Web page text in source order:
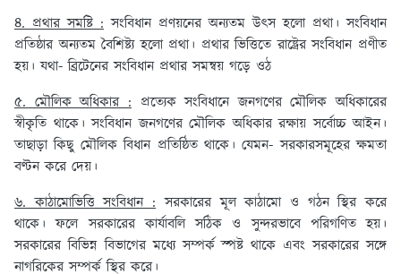
৪. প্রথার সমষ্টি : সংবিধান প্রণয়নের অন্যতম উৎস হলো প্রথা। সংবিধান
প্রতিষ্ঠার অন্যতম বৈশিষ্ট্য হলো প্রথা। প্রথার ভিত্তিতে রাষ্ট্রের সংবিধান প্রণীত
হয়। যথা- ব্রিটেনের সংবিধান প্রথার সমন্বয় গড়ে ওঠ
৫. মৌলিক অধিকার :প্রত্যেক সংবিধানে জনগণের মৌলিক অধিকারের
স্বীকৃতি থাকে। সংবিধান জনগণের মৌলিক অধিকার রক্ষায় সর্বোচ্চ আইন।
তাছাড়া কিছু মৌলিক বিধান প্রতিষ্ঠিত থাকে। যেমন- সরকারসমূহের ক্ষমতা
বণ্টন করে দেয়।
৬. কাঠামোভিত্তি সংবিধান : সরকারের মূল কাঠামো ও গঠন স্থির করে
থাকে। ফলে সরকারের কার্যাবলি সঠিক ও সুন্দরভাবে পরিগণিত হয়।
সরকারের বিভিন্ন বিভাগের মধ্যে সম্পর্ক স্পষ্ট থাকে এবং সরকারের সঙ্গে
নাগরিকের সম্পর্ক স্থির করে।